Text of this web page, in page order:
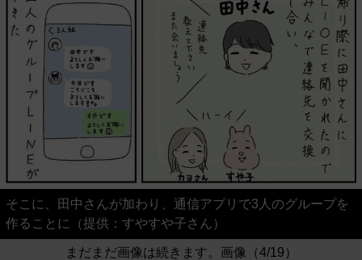
そこに、田中さんが加わり、通信アプリで3人のグループを
作ることに（提供：すやすや子さん）
まだまだ画像は続きます。画像（4/19）